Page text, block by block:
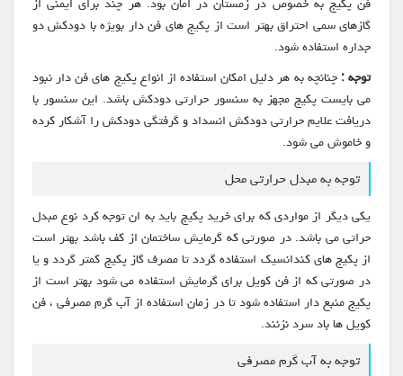
گازهای سمی احتراق بهتر است از پکیج های فن دار بویژه با دودکش دو
جداره استفاده شود.
توجه :چنانچه به هر دلیل امکان استفاده از انواع پکیج های فن دار نبود
می بایست پکیج مجهز به سنسور حرارتی دودکش باشد. این سنسور با
دریافت علایم حرارتی دودکش انسداد و گرفتگی دودکش را آشکار کرده
و خاموش می شود.
توجه به مبدل حرارتی محل
یکی دیگر از مواردی که برای خرید پکیج باید به ان توجه کرد نوع مبدل
حراتی می باشد. در صورتی که گرمایش ساختمان از کف باشد بهتر است
از پکیج های کندانسیک استفاده گردد تا مصرف گاز پکیج کمتر گردد و یا
در صورتی که از فن کویل برای گرمایش استفاده می شود بهتر است از
پکیج منبع دار استفاده شود تا در زمان استفاده از آب گرم مصرفی ، فن
کویل ها باد سرد نزنند.
توجه به آب گرم مصرفی